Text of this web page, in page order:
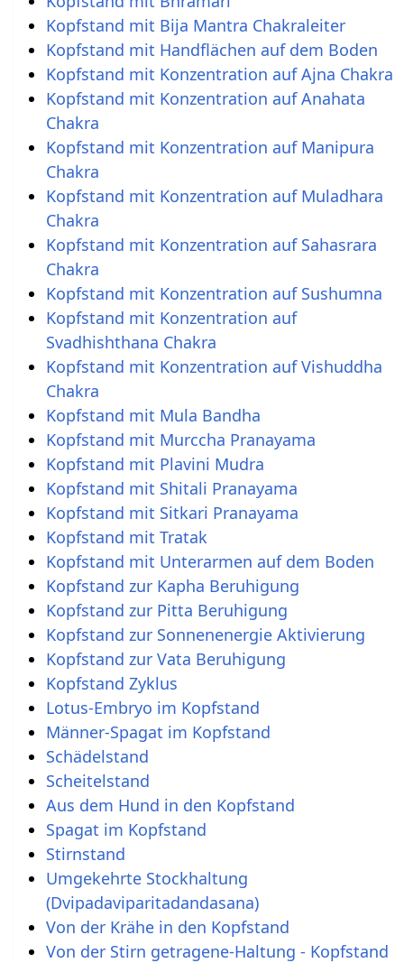
Kopfstand mit Bija Mantra Chakraleiter
Kopfstand mit Handflächen auf dem Boden
Kopfstand mit Konzentration auf Ajna Chakra
Kopfstand mit Konzentration auf Anahata
Chakra
Kopfstand mit Konzentration auf Manipura
Chakra
Kopfstand mit Konzentration auf Muladhara
Chakra
Kopfstand mit Konzentration auf Sahasrara
Chakra
Kopfstand mit Konzentration auf Sushumna
Kopfstand mit Konzentration auf
Svadhishthana Chakra
Kopfstand mit Konzentration auf Vishuddha
Chakra
Kopfstand mit Mula Bandha
Kopfstand mit Murccha Pranayama
Kopfstand mit Plavini Mudra
Kopfstand mit Shitali Pranayama
Kopfstand mit Sitkari Pranayama
Kopfstand mit Tratak
Kopfstand mit Unterarmen auf dem Boden
Kopfstand zur Kapha Beruhigung
Kopfstand zur Pitta Beruhigung
Kopfstand zur Sonnenenergie Aktivierung
Kopfstand zur Vata Beruhigung
Kopfstand Zyklus
Lotus-Embryo im Kopfstand
Männer-Spagat im Kopfstand
Schädelstand
Scheitelstand
Aus dem Hund in den Kopfstand
Spagat im Kopfstand
Stirnstand
Umgekehrte Stockhaltung
(Dvipadaviparitadandasana)
Von der Krähe in den Kopfstand
Von der Stirn getragene-Haltung - Kopfstand